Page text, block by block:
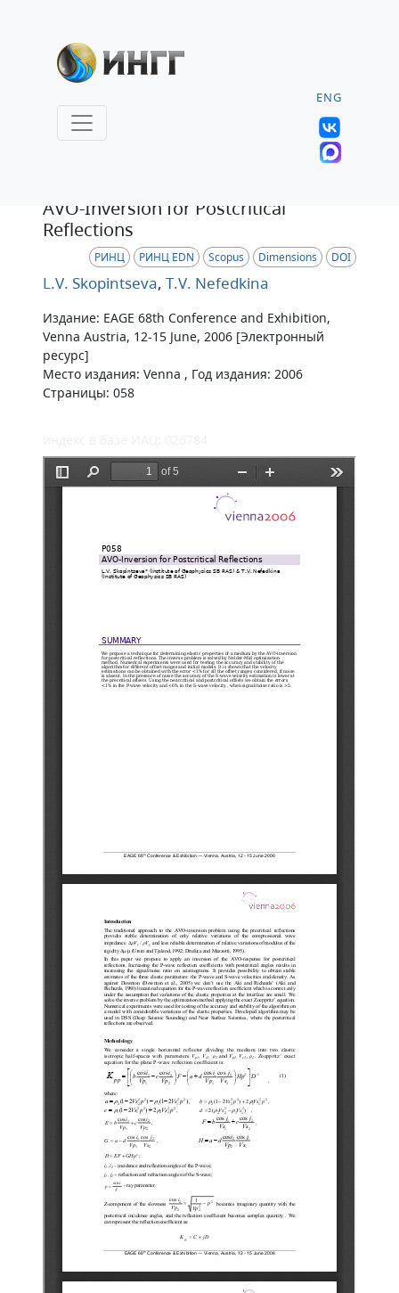
ENG
AVO-Inversion for Postcritical
Reflections
РИНЦ РИНЦ EDN Scopus Dimensions DOI
L.V. Skopintseva, T.V. Nefedkina
Издание: EAGE 68th Conference and Exhibition,
Venna Austria, 12-15 June, 2006 [Электронный
ресурс]
Место издания: Venna , Год издания: 2006
Страницы: 058